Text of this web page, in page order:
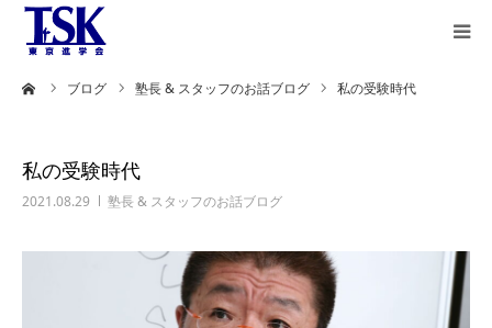
ブログ 塾長 & スタッフのお話ブログ 私の受験時代
私の受験時代
2021.08.29 塾長 & スタッフのお話ブログ
教育理念
カリキュラム
保護者様の声